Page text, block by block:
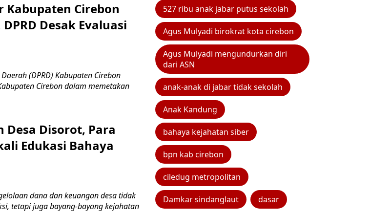
Kabupaten Cirebon
Desak Evaluasi
(DPRD) Kabupaten Cirebon
Cirebon dalam memetakan
Desa Disorot, Para
Edukasi Bahaya
dana dan keuangan desa tidak
tetapi juga bayang-bayang kejahatan
527 ribu anak jabar putus sekolah
Agus Mulyadi birokrat kota cirebon
Agus Mulyadi mengundurkan diri
dari ASN
anak-anak di jabar tidak sekolah
Anak Kandung
bahaya kejahatan siber
bpn kab cirebon
ciledug metropolitan
Damkar sindanglaut dasar